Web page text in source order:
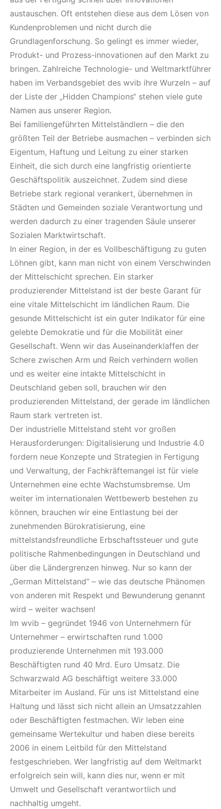
austauschen. Oft entstehen diese aus dem Lösen von
Kundenproblemen und nicht durch die
Grundlagenforschung. So gelingt es immer wieder,
Produkt- und Prozess-innovationen auf den Markt zu
bringen. Zahlreiche Technologie- und Weltmarktführer
haben im Verbandsgebiet des wvib ihre Wurzeln – auf
der Liste der „Hidden Champions“ stehen viele gute
Namen aus unserer Region.
Bei familiengeführten Mittelständlern – die den
größten Teil der Betriebe ausmachen – verbinden sich
Eigentum, Haftung und Leitung zu einer starken
Einheit, die sich durch eine langfristig orientierte
Geschäftspolitik auszeichnet. Zudem sind diese
Betriebe stark regional verankert, übernehmen in
Städten und Gemeinden soziale Verantwortung und
werden dadurch zu einer tragenden Säule unserer
Sozialen Marktwirtschaft.
In einer Region, in der es Vollbeschäftigung zu guten
Löhnen gibt, kann man nicht von einem Verschwinden
der Mittelschicht sprechen. Ein starker
produzierender Mittelstand ist der beste Garant für
eine vitale Mittelschicht im ländlichen Raum. Die
gesunde Mittelschicht ist ein guter Indikator für eine
gelebte Demokratie und für die Mobilität einer
Gesellschaft. Wenn wir das Auseinanderklaffen der
Schere zwischen Arm und Reich verhindern wollen
und es weiter eine intakte Mittelschicht in
Deutschland geben soll, brauchen wir den
produzierenden Mittelstand, der gerade im ländlichen
Raum stark vertreten ist.
Der industrielle Mittelstand steht vor großen
Herausforderungen: Digitalisierung und Industrie 4.0
fordern neue Konzepte und Strategien in Fertigung
und Verwaltung, der Fachkräftemangel ist für viele
Unternehmen eine echte Wachstumsbremse. Um
weiter im internationalen Wettbewerb bestehen zu
können, brauchen wir eine Entlastung bei der
zunehmenden Bürokratisierung, eine
mittelstandsfreundliche Erbschaftssteuer und gute
politische Rahmenbedingungen in Deutschland und
über die Ländergrenzen hinweg. Nur so kann der
„German Mittelstand“ – wie das deutsche Phänomen
von anderen mit Respekt und Bewunderung genannt
wird – weiter wachsen!
Im wvib – gegründet 1946 von Unternehmern für
Unternehmer – erwirtschaften rund 1.000
produzierende Unternehmen mit 193.000
Beschäftigten rund 40 Mrd. Euro Umsatz. Die
Schwarzwald AG beschäftigt weitere 33.000
Mitarbeiter im Ausland. Für uns ist Mittelstand eine
Haltung und lässt sich nicht allein an Umsatzzahlen
oder Beschäftigten festmachen. Wir leben eine
gemeinsame Wertekultur und haben diese bereits
2006 in einem Leitbild für den Mittelstand
festgeschrieben. Wer langfristig auf dem Weltmarkt
erfolgreich sein will, kann dies nur, wenn er mit
Umwelt und Gesellschaft verantwortlich und
nachhaltig umgeht.